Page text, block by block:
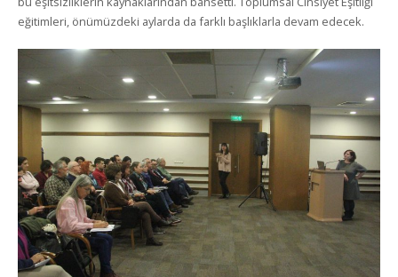
eğitimleri, önümüzdeki aylarda da farklı başlıklarla devam edecek.